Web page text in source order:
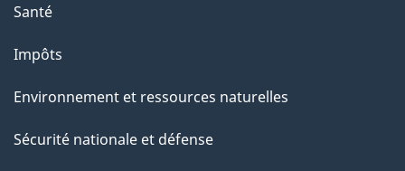
Santé
Impôts
Environnement et ressources naturelles
Sécurité nationale et défense